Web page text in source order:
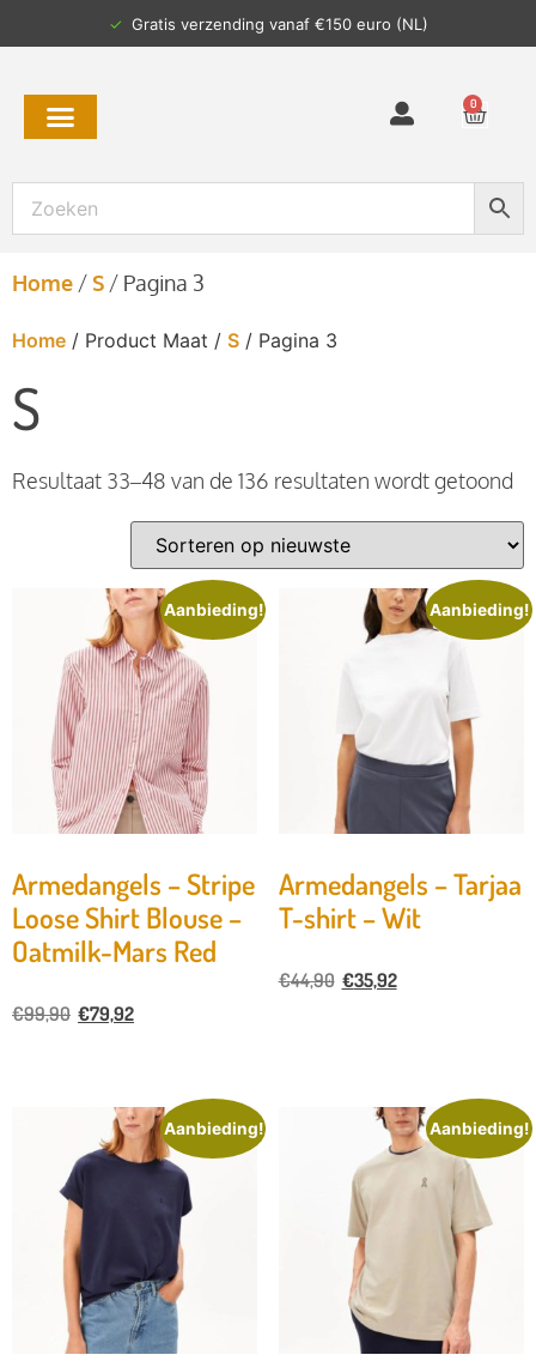
✓ Gratis verzending vanaf €150 euro (NL)
0
Home / S / Pagina 3
Home / Product Maat / S / Pagina 3
S
Resultaat 33–48 van de 136 resultaten wordt getoond
Aanbieding!
Armedangels – Stripe
Loose Shirt Blouse –
Oatmilk-Mars Red
€99,90 €79,92
Aanbieding!
Armedangels – Tarjaa
T-shirt – Wit
€44,90 €35,92
Aanbieding! Aanbieding!